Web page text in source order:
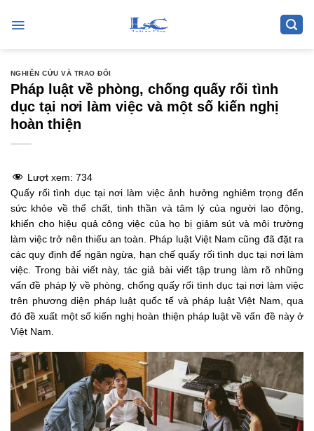
NGHIÊN CỨU VÀ TRAO ĐỔI
Pháp luật về phòng, chống quấy rối tình
dục tại nơi làm việc và một số kiến nghị
hoàn thiện
Lượt xem: 734
Quấy rối tình dục tại nơi làm việc ảnh hưởng nghiêm trọng đến
sức khỏe về thể chất, tinh thần và tâm lý của người lao động,
khiến cho hiệu quả công việc của họ bị giảm sút và môi trường
làm việc trở nên thiếu an toàn. Pháp luật Việt Nam cũng đã đặt ra
các quy định để ngăn ngừa, hạn chế quấy rối tình dục tại nơi làm
việc. Trong bài viết này, tác giả bài viết tập trung làm rõ những
vấn đề pháp lý về phòng, chống quấy rối tình dục tại nơi làm việc
trên phương diện pháp luật quốc tế và pháp luật Việt Nam, qua
đó đề xuất một số kiến nghị hoàn thiện pháp luật về vấn đề này ở
Việt Nam.